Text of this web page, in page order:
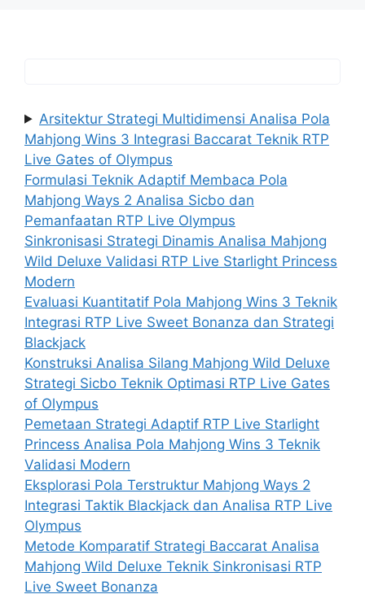
Arsitektur Strategi Multidimensi Analisa Pola
Mahjong Wins 3 Integrasi Baccarat Teknik RTP
Live Gates of Olympus
Formulasi Teknik Adaptif Membaca Pola
Mahjong Ways 2 Analisa Sicbo dan
Pemanfaatan RTP Live Olympus
Sinkronisasi Strategi Dinamis Analisa Mahjong
Wild Deluxe Validasi RTP Live Starlight Princess
Modern
Evaluasi Kuantitatif Pola Mahjong Wins 3 Teknik
Integrasi RTP Live Sweet Bonanza dan Strategi
Blackjack
Konstruksi Analisa Silang Mahjong Wild Deluxe
Strategi Sicbo Teknik Optimasi RTP Live Gates
of Olympus
Pemetaan Strategi Adaptif RTP Live Starlight
Princess Analisa Pola Mahjong Wins 3 Teknik
Validasi Modern
Eksplorasi Pola Terstruktur Mahjong Ways 2
Integrasi Taktik Blackjack dan Analisa RTP Live
Olympus
Metode Komparatif Strategi Baccarat Analisa
Mahjong Wild Deluxe Teknik Sinkronisasi RTP
Live Sweet Bonanza